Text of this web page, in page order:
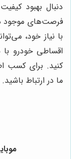
دنبال بهبود
فرصت‌های موجود
با نیاز خود،
اقساطی خودرو
کنید. برای کسب
ما در ارتباط باشید.